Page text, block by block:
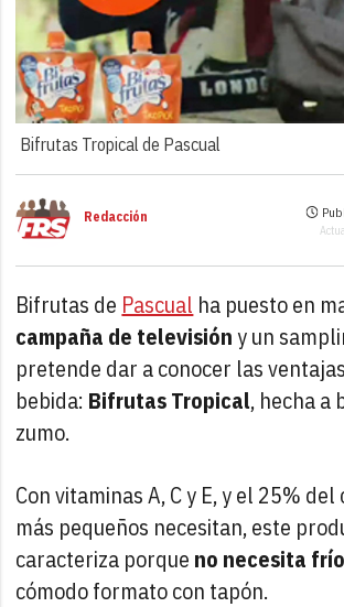
Bifrutas Tropical de Pascual
Redacción
Bifrutas de Pascual ha puesto en
campaña de televisióny un
pretende dar a conocer las
bebida: Bifrutas Tropical, hecha a
zumo.
Con vitaminas A, C y E, y el 25%
más pequeños necesitan, este
caracteriza porque no necesita frío
cómodo formato con tapón.